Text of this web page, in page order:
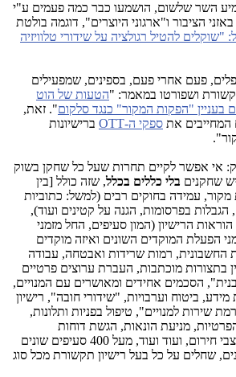
השר שלשום, הושמעו כבר כמה פעמים ע"י
הציבור ו"ארגוני היוצרים", דוגמה בולטת
"שוקלים להטיל רגולציה על שידורי טלוויזיה
פעם אחרי פעם, בספינים, שמפעילים
ושפורטו במאמר: "הטעות של הוט
בעניין "הפקות המקור" כנגד סלקום". זאת,
המחייבים את ספקי ה-OTT
ברישיונות
אי אפשר לקיים תחרות שעל כל שחקן בשוק
שחקנים בלי כללים בכלל, שזה כולל [בין
עמידה בחוקים רבים (למשל: כתוביות
הגבלות בפרסומות, הגנה על קטינים ועוד),
הרישיון (המון סעיפים, החל מזמני
הפעלת המוקדים השונים ואיזה מוקדים
החשבונית, רמות שרידות ואבטחה, עבודה
בתצורות מוכתבות, העברת ערוצים פרטיים
הסכמים אחידים ומאושרים עם המנויים,
ביטוח וערבויות, "שידורי חובה", רישיון
שירות למנויים", טיפול בפניות ותלונות,
מניעת הונאות, הגשת דוחות
תקופתיים, היערכות למצבי חירום, ועוד ועוד, מעל 400 סעיפים שונים
שחלים על כל בעל רישיון תקשורת מכל סוג